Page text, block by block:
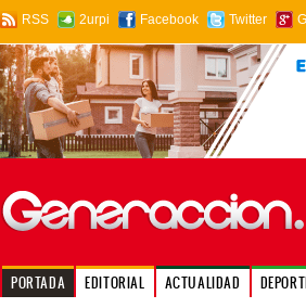
RSS 2urpi Facebook Twitter
PORTADA EDITORIAL ACTUALIDAD